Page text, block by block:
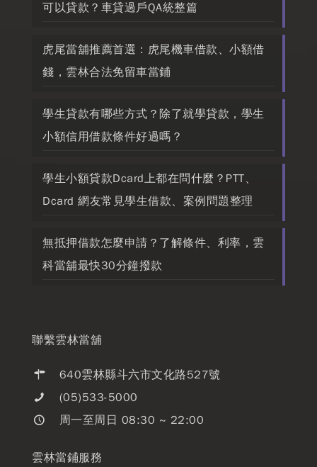
可以貸款？車貸過戶QA統整篇
虎尾當舖推薦首選：虎尾機車借款、小額借
錢，雲林合法免留車當鋪
學生貸款有哪些方式？除了就學貸款，學生
小額信用借款條件好過嗎？
學生小額貸款Dcard上都在問什麼？PTT、
Dcard 網友常見學生借款、案例問題整理
無抵押借款怎麼申請？了解條件、利率，雲
科當舖最快30分鐘撥款
聯繫雲林當舖
640雲林縣斗六市文化路527號
(05)533-5000
周一至周日 08:30 ~ 22:00
雲林當鋪服務